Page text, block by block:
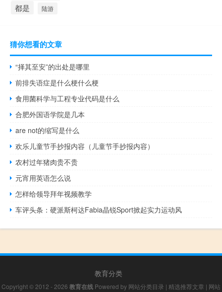
都是 陆游
猜你想看的文章
“择其至安”的出处是哪里
前排失语症是什么梗什么梗
食用菌科学与工程专业代码是什么
合肥外国语学院是几本
are not的缩写是什么
欢乐儿童节手抄报内容（儿童节手抄报内容）
农村过年猪肉贵不贵
元宵用英语怎么说
怎样给领导拜年视频教学
车评头条：硬派斯柯达Fabia晶锐Sport掀起实力运动风
教育分类
Copyright © 2012 - 2026 教育在线 Powered by 网站分类目录 | 精选推荐文章 | 网站